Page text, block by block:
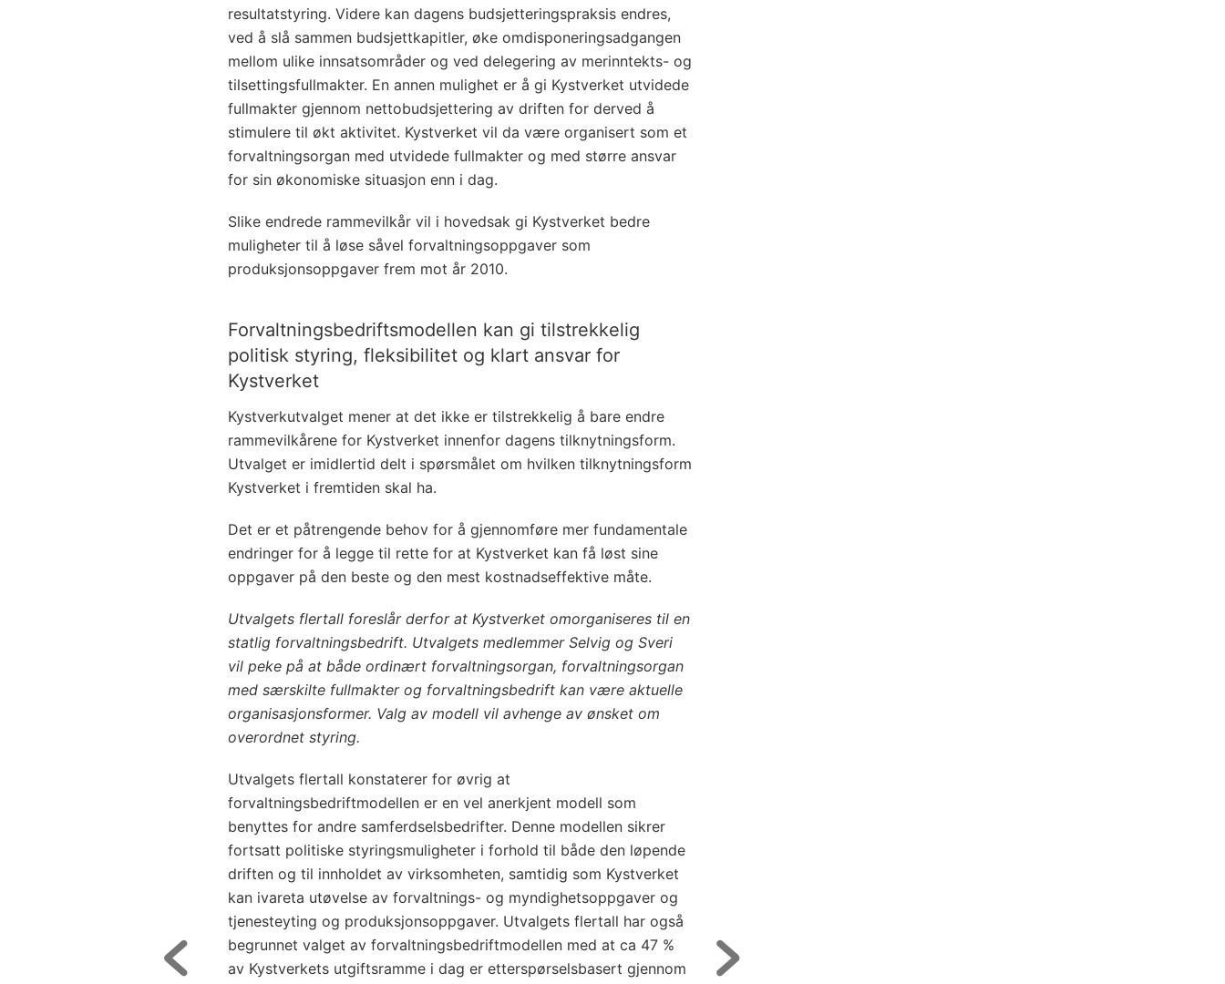
resultatstyring. Videre kan dagens budsjetteringspraksis endres,
ved å slå sammen budsjettkapitler, øke omdisponeringsadgangen
mellom ulike innsatsområder og ved delegering av merinntekts- og
tilsettingsfullmakter. En annen mulighet er å gi Kystverket utvidede
fullmakter gjennom nettobudsjettering av driften for derved å
stimulere til økt aktivitet. Kystverket vil da være organisert som et
forvaltningsorgan med utvidede fullmakter og med større ansvar
for sin økonomiske situasjon enn i dag.
Slike endrede rammevilkår vil i hovedsak gi Kystverket bedre
muligheter til å løse såvel forvaltningsoppgaver som
produksjonsoppgaver frem mot år 2010.
Forvaltningsbedriftsmodellen kan gi tilstrekkelig
politisk styring, fleksibilitet og klart ansvar for
Kystverket
Kystverkutvalget mener at det ikke er tilstrekkelig å bare endre
rammevilkårene for Kystverket innenfor dagens tilknytningsform.
Utvalget er imidlertid delt i spørsmålet om hvilken tilknytningsform
Kystverket i fremtiden skal ha.
Det er et påtrengende behov for å gjennomføre mer fundamentale
endringer for å legge til rette for at Kystverket kan få løst sine
oppgaver på den beste og den mest kostnadseffektive måte.
Utvalgets flertall foreslår derfor at Kystverket omorganiseres til en
statlig forvaltningsbedrift. Utvalgets medlemmer Selvig og Sveri
vil peke på at både ordinært forvaltningsorgan, forvaltningsorgan
med særskilte fullmakter og forvaltningsbedrift kan være aktuelle
organisasjonsformer. Valg av modell vil avhenge av ønsket om
overordnet styring.
Utvalgets flertall konstaterer for øvrig at
forvaltningsbedriftmodellen er en vel anerkjent modell som
benyttes for andre samferdselsbedrifter. Denne modellen sikrer
fortsatt politiske styringsmuligheter i forhold til både den løpende
driften og til innholdet av virksomheten, samtidig som Kystverket
kan ivareta utøvelse av forvaltnings- og myndighetsoppgaver og
tjenesteyting og produksjonsoppgaver. Utvalgets flertall har også
begrunnet valget av forvaltningsbedriftmodellen med at ca 47 %
av Kystverkets utgiftsramme i dag er etterspørselsbasert gjennom